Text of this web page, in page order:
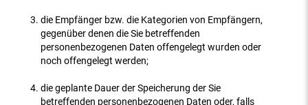
die Empfänger bzw. die Kategorien von Empfängern,
gegenüber denen die Sie betreffenden
personenbezogenen Daten offengelegt wurden oder
noch offengelegt werden;
die geplante Dauer der Speicherung der Sie
betreffenden personenbezogenen Daten oder, falls